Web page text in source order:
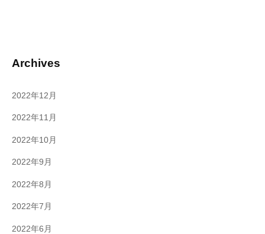
Archives
2022年12月
2022年11月
2022年10月
2022年9月
2022年8月
2022年7月
2022年6月